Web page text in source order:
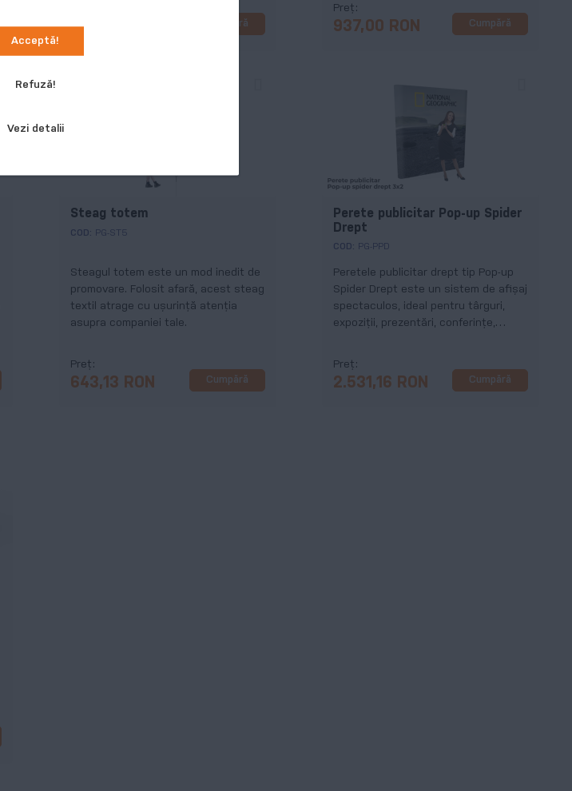
Vezi detalii
Refuză!
Acceptă!
2.374,97 RON Cumpără
Preț
937,00 RON Cumpără
Steag totem
COD: PG-ST5
Steagul totem este un mod inedit de
promovare. Folosit afară, acest steag
textil atrage cu ușurință atenția
asupra companiei tale.
Preț
643,13 RON Cumpără
Perete publicitar Pop-up Spider
Drept
COD: PG-PPD
Peretele publicitar drept tip Pop-up
Spider Drept este un sistem de afișaj
spectaculos, ideal pentru târguri,
expoziții, prezentări, conferințe,
compania ta.
Preț
2.531,16 RON Cumpără